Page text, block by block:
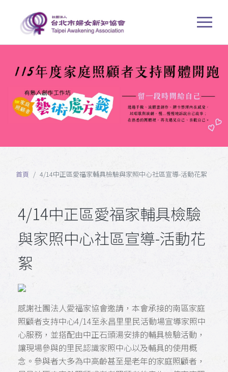
首頁 4/14中正區愛福家輔具檢驗與家照中心社區宣導-活動花絮
4/14中正區愛福家輔具檢驗
與家照中心社區宣導-活動花
絮
感謝社團法人愛福家協會邀請，本會承接的南區家庭
照顧者支持中心4/14至永昌里里民活動場宣導家照中
心服務，並搭配由中正石頭湯安排的輔具檢驗活動，
讓現場參與的里民認識家照中心以及輔具的使用概
念。參與者大多為中高齡甚至是老年的家庭照顧者，